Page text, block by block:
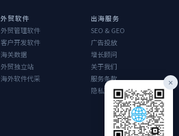
×
外贸软件
外贸管理软件
客户开发软件
海关数据
外贸独立站
海外软件代采
出海服务
SEO & GEO
广告投放
增长顾问
关于我们
服务条款
隐私政策